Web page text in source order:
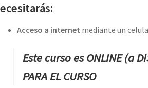
Acceso a internet mediante un
Este curso es ONLINE (a
PARA EL CURSO